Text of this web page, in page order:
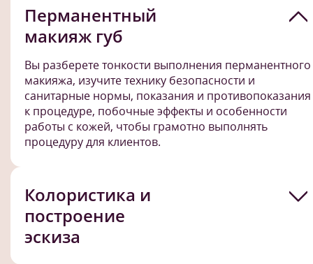
Перманентный
макияж губ
Вы разберете тонкости выполнения перманентного
макияжа, изучите технику безопасности и
санитарные нормы, показания и противопоказания
к процедуре, побочные эффекты и особенности
работы с кожей, чтобы грамотно выполнять
процедуру для клиентов.
Колористика и
построение
эскиза